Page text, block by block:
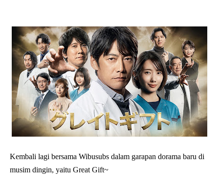
Kembali lagi bersama Wibusubs dalam garapan dorama baru di
musim dingin, yaitu Great Gift~